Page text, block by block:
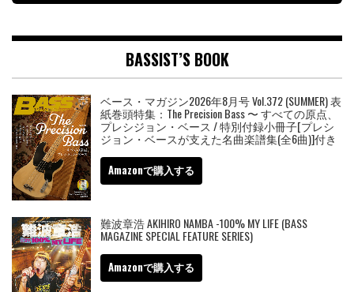
BASSIST’S BOOK
ベース・マガジン2026年8月号 Vol.372 (SUMMER) 表
紙巻頭特集：The Precision Bass 〜 すべての原点、
プレシジョン・ベース / 特別付録小冊子[プレシ
ジョン・ベースが支えた名曲楽譜集(全6曲)]付き
Amazonで購入する
難波章浩 AKIHIRO NAMBA -100% MY LIFE (BASS
MAGAZINE SPECIAL FEATURE SERIES)
Amazonで購入する